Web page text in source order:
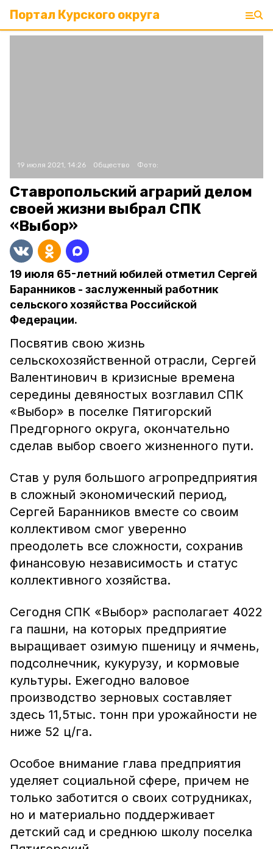
Портал Курского округа
19 июля 2021, 14:26 Общество Фото:
Ставропольский аграрий делом
своей жизни выбрал СПК
«Выбор»
19 июля 65-летний юбилей отметил Сергей
Баранников - заслуженный работник
сельского хозяйства Российской
Федерации.
Посвятив свою жизнь
сельскохозяйственной отрасли, Сергей
Валентинович в кризисные времена
середины девяностых возглавил СПК
«Выбор» в поселке Пятигорский
Предгорного округа, окончательно
сделав выбор своего жизненного пути.
Став у руля большого агропредприятия
в сложный экономический период,
Сергей Баранников вместе со своим
коллективом смог уверенно
преодолеть все сложности, сохранив
финансовую независимость и статус
коллективного хозяйства.
Сегодня СПК «Выбор» располагает 4022
га пашни, на которых предприятие
выращивает озимую пшеницу и ячмень,
подсолнечник, кукурузу, и кормовые
культуры. Ежегодно валовое
производство зерновых составляет
здесь 11,5тыс. тонн при урожайности не
ниже 52 ц/га.
Особое внимание глава предприятия
уделяет социальной сфере, причем не
только заботится о своих сотрудниках,
но и материально поддерживает
детский сад и среднюю школу поселка